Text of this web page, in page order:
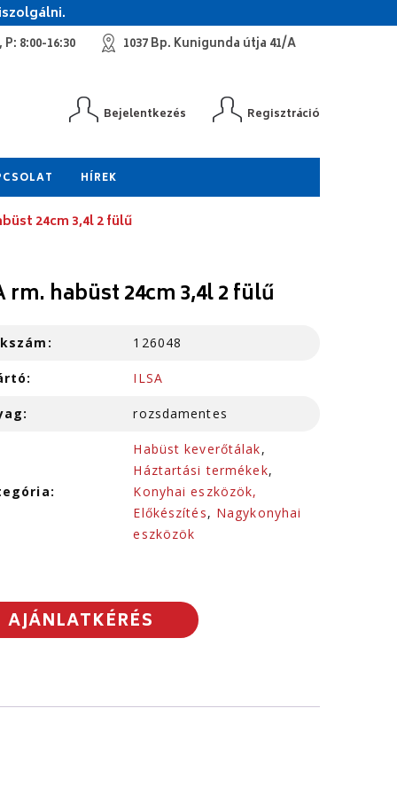
8:00-16:30 1037 Bp. Kunigunda útja 41/A
Bejelentkezés Regisztráció
HÍREK
24cm 3,4l 2 fülű
rm. habüst 24cm 3,4l 2 fülű
126048
ILSA
rozsdamentes
Habüst keverőtálak,
Háztartási termékek,
Konyhai eszközök,
Előkészítés, Nagykonyhai
eszközök
AJÁNLATKÉRÉS